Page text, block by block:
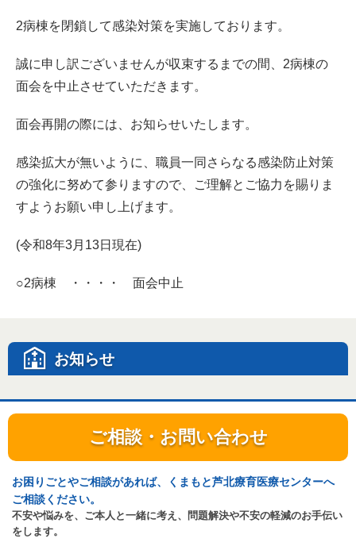
2病棟を閉鎖して感染対策を実施しております。
誠に申し訳ございませんが収束するまでの間、2病棟の
面会を中止させていただきます。
面会再開の際には、お知らせいたします。
感染拡大が無いように、職員一同さらなる感染防止対策
の強化に努めて参りますので、ご理解とご協力を賜りま
すようお願い申し上げます。
(令和8年3月13日現在)
○2病棟 ・・・・ 面会中止
お知らせ
ご相談・お問い合わせ
お困りごとやご相談があれば、くまもと芦北療育医療センターへ
ご相談ください。
不安や悩みを、ご本人と一緒に考え、問題解決や不安の軽減のお手伝い
をします。